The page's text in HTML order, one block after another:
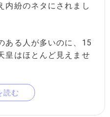
内紛のネタにされまし
ある人が多いのに、15
皇はほとんど見えませ
読む